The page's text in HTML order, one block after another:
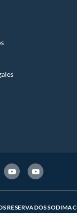
RESERVADOS SODIMAC